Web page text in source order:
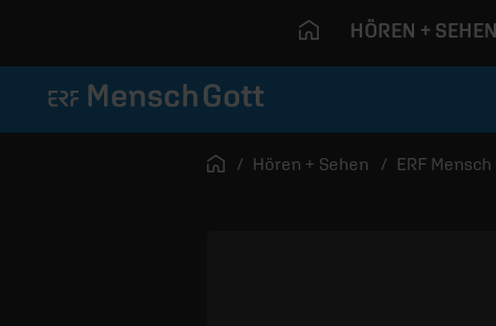
HÖREN + SEHEN
Startseite
Hören + Sehen ERF